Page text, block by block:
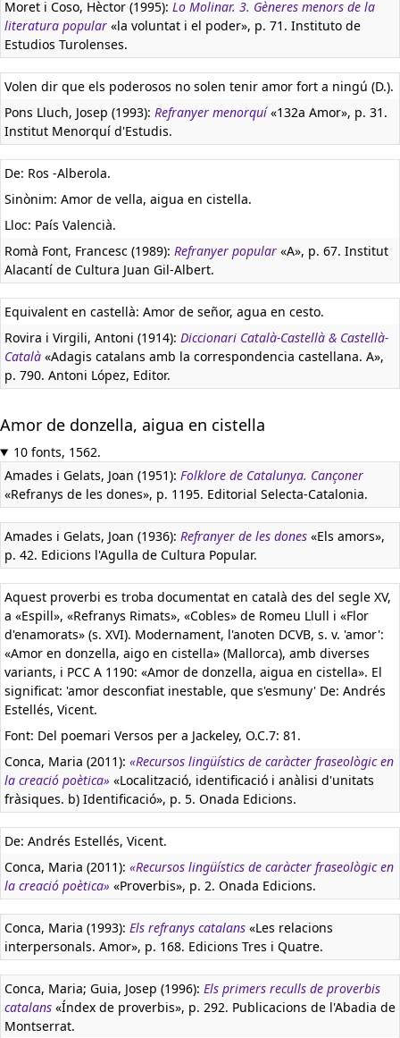
Moret i Coso, Hèctor (1995): Lo Molinar. 3. Gèneres menors de la
literatura popular «la voluntat i el poder», p. 71. Instituto de
Estudios Turolenses.
Volen dir que els poderosos no solen tenir amor fort a ningú (D.).
Pons Lluch, Josep (1993): Refranyer menorquí«132a Amor», p. 31.
Institut Menorquí d'Estudis.
De: Ros -Alberola.
Sinònim: Amor de vella, aigua en cistella.
Lloc: País Valencià.
Romà Font, Francesc (1989): Refranyer popular «A», p. 67. Institut
Alacantí de Cultura Juan Gil-Albert.
Equivalent en castellà: Amor de señor, agua en cesto.
Rovira i Virgili, Antoni (1914): Diccionari Català-Castellà & Castellà-
Català «Adagis catalans amb la correspondencia castellana. A»,
p. 790. Antoni López, Editor.
Amor de donzella, aigua en cistella
10 fonts, 1562.
Amades i Gelats, Joan (1951): Folklore de Catalunya. Cançoner
«Refranys de les dones», p. 1195. Editorial Selecta-Catalonia.
Amades i Gelats, Joan (1936): Refranyer de les dones «Els amors»,
p. 42. Edicions l'Agulla de Cultura Popular.
Aquest proverbi es troba documentat en català des del segle XV,
a «Espill», «Refranys Rimats», «Cobles» de Romeu Llull i «Flor
d'enamorats» (s. XVI). Modernament, l'anoten DCVB, s. v. 'amor':
«Amor en donzella, aigo en cistella» (Mallorca), amb diverses
variants, i PCC A 1190: «Amor de donzella, aigua en cistella». El
significat: 'amor desconfiat inestable, que s'esmuny' De: Andrés
Estellés, Vicent.
Font: Del poemari Versos per a Jackeley, O.C.7: 81.
Conca, Maria (2011): «Recursos lingüístics de caràcter fraseològic en
la creació poètica» «Localització, identificació i anàlisi d'unitats
fràsiques. b) Identificació», p. 5. Onada Edicions.
De: Andrés Estellés, Vicent.
Conca, Maria (2011): «Recursos lingüístics de caràcter fraseològic en
la creació poètica» «Proverbis», p. 2. Onada Edicions.
Conca, Maria (1993): Els refranys catalans «Les relacions
interpersonals. Amor», p. 168. Edicions Tres i Quatre.
Conca, Maria; Guia, Josep (1996): Els primers reculls de proverbis
catalans «Índex de proverbis», p. 292. Publicacions de l'Abadia de
Montserrat.